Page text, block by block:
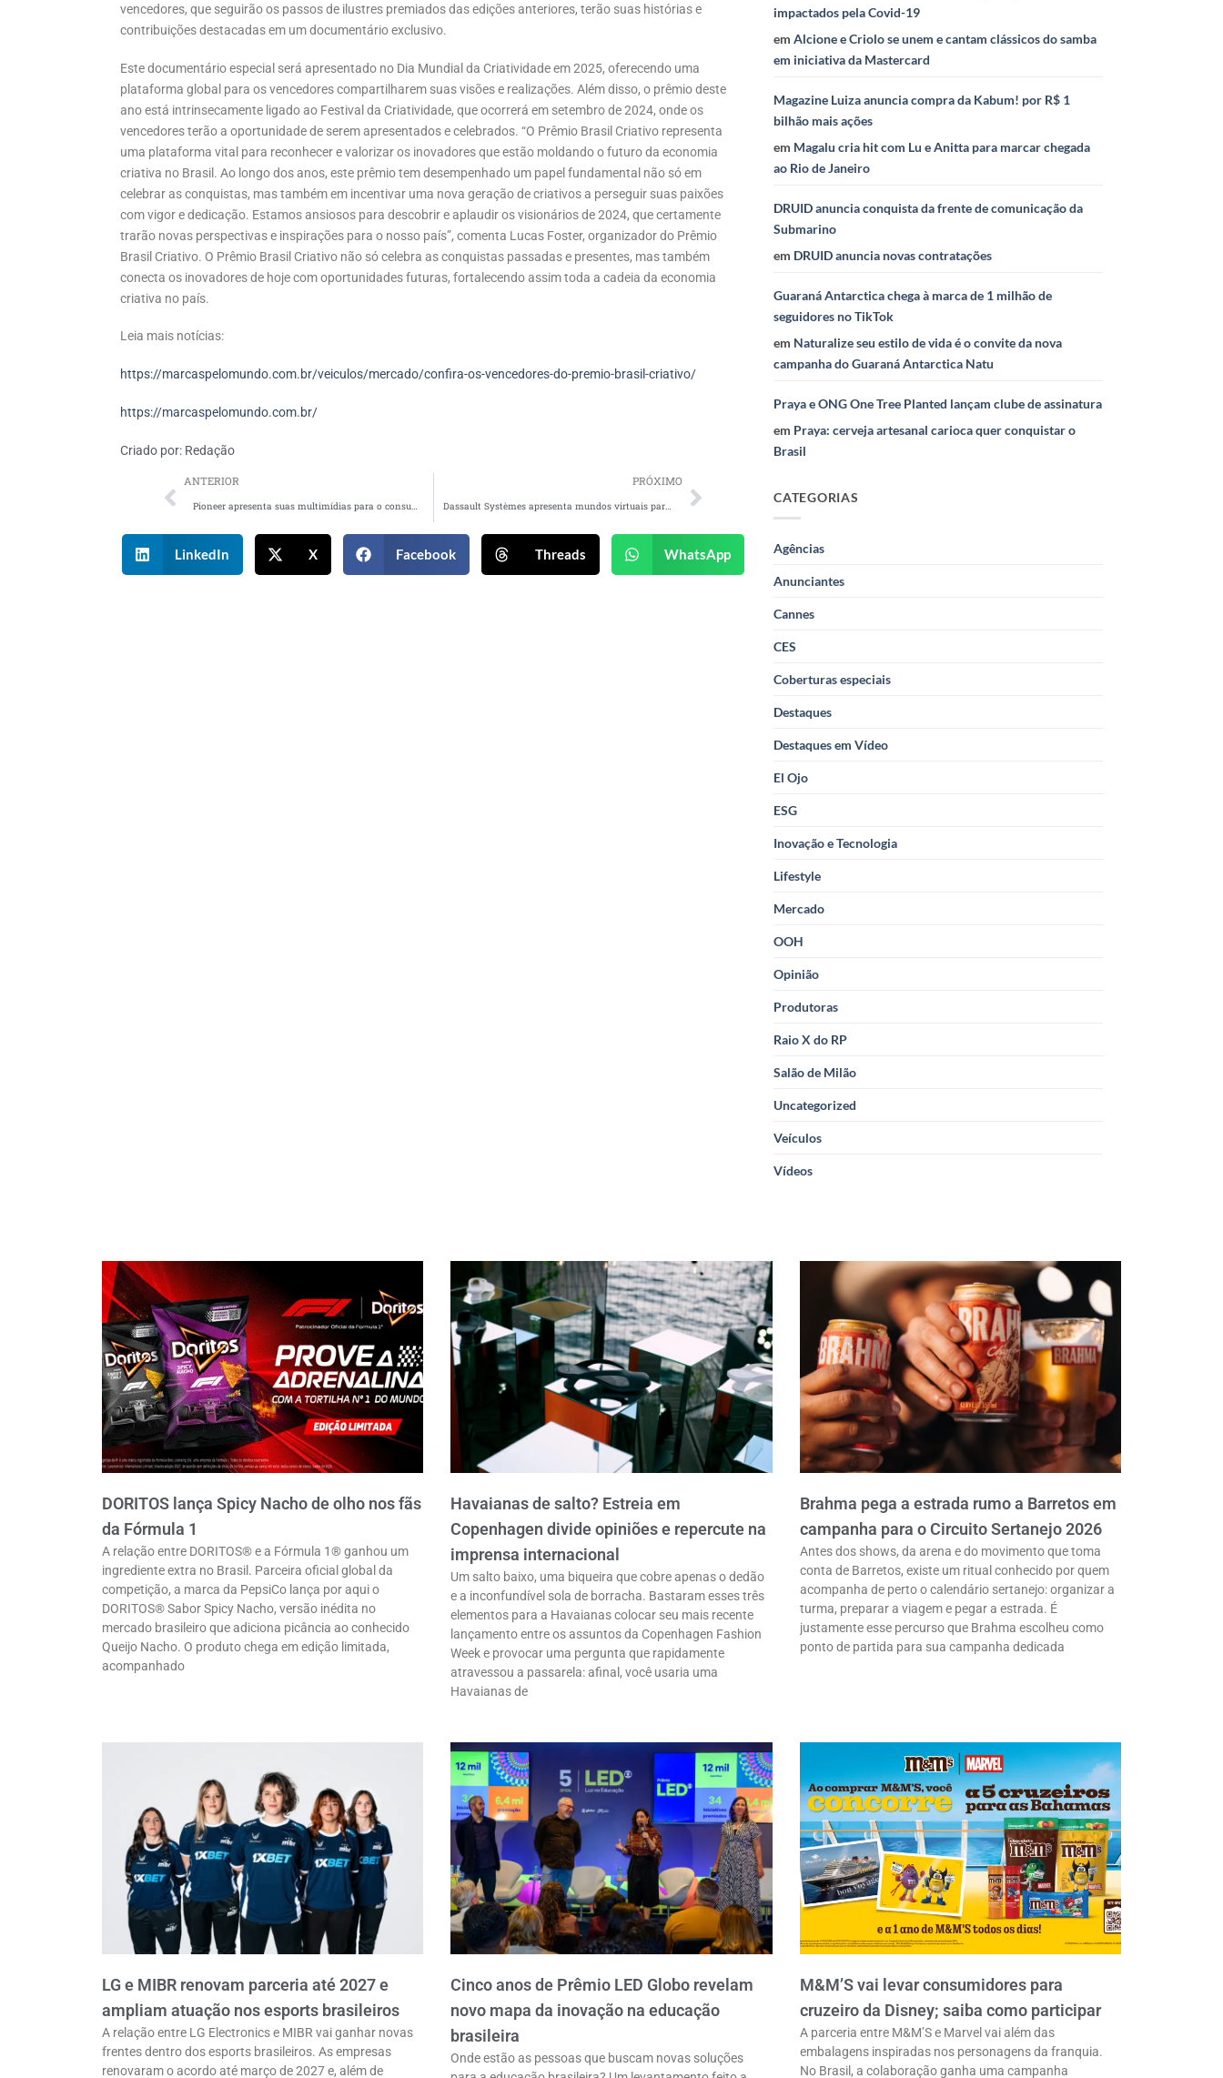
vencedores, que seguirão os passos de ilustres premiados das edições anteriores, terão suas histórias e
contribuições destacadas em um documentário exclusivo.
Este documentário especial será apresentado no Dia Mundial da Criatividade em 2025, oferecendo uma
plataforma global para os vencedores compartilharem suas visões e realizações. Além disso, o prêmio deste
ano está intrinsecamente ligado ao Festival da Criatividade, que ocorrerá em setembro de 2024, onde os
vencedores terão a oportunidade de serem apresentados e celebrados. “O Prêmio Brasil Criativo representa
uma plataforma vital para reconhecer e valorizar os inovadores que estão moldando o futuro da economia
criativa no Brasil. Ao longo dos anos, este prêmio tem desempenhado um papel fundamental não só em
celebrar as conquistas, mas também em incentivar uma nova geração de criativos a perseguir suas paixões
com vigor e dedicação. Estamos ansiosos para descobrir e aplaudir os visionários de 2024, que certamente
trarão novas perspectivas e inspirações para o nosso país”, comenta Lucas Foster, organizador do Prêmio
Brasil Criativo. O Prêmio Brasil Criativo não só celebra as conquistas passadas e presentes, mas também
conecta os inovadores de hoje com oportunidades futuras, fortalecendo assim toda a cadeia da economia
criativa no país.
Leia mais notícias:
https://marcaspelomundo.com.br/veiculos/mercado/confira-os-vencedores-do-premio-brasil-criativo/
https://marcaspelomundo.com.br/
Criado por: Redação
ANTERIOR PRÓXIMO
Dassault Systèmes apresenta mundos virtuais para a vida real
LinkedIn X Facebook Threads WhatsApp
impactados pela Covid-19
emAlcione e Criolo se unem e cantam clássicos do samba
em iniciativa da Mastercard
Magazine Luiza anuncia compra da Kabum! por R$ 1
bilhão mais ações
em Magalu cria hit com Lu e Anitta para marcar chegada
ao Rio de Janeiro
DRUID anuncia conquista da frente de comunicação da
Submarino
em DRUID anuncia novas contratações
Guaraná Antarctica chega à marca de 1 milhão de
seguidores no TikTok
em Naturalize seu estilo de vida é o convite da nova
campanha do Guaraná Antarctica Natu
Praya e ONG One Tree Planted lançam clube de assinatura
em Praya: cerveja artesanal carioca quer conquistar o
Brasil
CATEGORIAS
Agências
Anunciantes
Cannes
CES
Coberturas especiais
Destaques
Destaques em Vídeo
El Ojo
ESG
Inovação e Tecnologia
Lifestyle
Mercado
OOH
Opinião
Produtoras
Raio X do RP
Salão de Milão
Uncategorized
Veículos
Vídeos
DORITOS lança Spicy Nacho de olho nos fãs
da Fórmula 1
A relação entre DORITOS® e a Fórmula 1® ganhou um
ingrediente extra no Brasil. Parceira oficial global da
competição, a marca da PepsiCo lança por aqui o
DORITOS® Sabor Spicy Nacho, versão inédita no
mercado brasileiro que adiciona picância ao conhecido
Queijo Nacho. O produto chega em edição limitada,
acompanhado
Havaianas de salto? Estreia em
Copenhagen divide opiniões e repercute na
imprensa internacional
Um salto baixo, uma biqueira que cobre apenas o dedão
e a inconfundível sola de borracha. Bastaram esses três
elementos para a Havaianas colocar seu mais recente
lançamento entre os assuntos da Copenhagen Fashion
Week e provocar uma pergunta que rapidamente
atravessou a passarela: afinal, você usaria uma
Havaianas de
Brahma pega a estrada rumo a Barretos em
campanha para o Circuito Sertanejo 2026
Antes dos shows, da arena e do movimento que toma
conta de Barretos, existe um ritual conhecido por quem
acompanha de perto o calendário sertanejo: organizar a
turma, preparar a viagem e pegar a estrada. É
justamente esse percurso que Brahma escolheu como
ponto de partida para sua campanha dedicada
LG e MIBR renovam parceria até 2027 e
ampliam atuação nos esports brasileiros
A relação entre LG Electronics e MIBR vai ganhar novas
frentes dentro dos esports brasileiros. As empresas
renovaram o acordo até março de 2027 e, além de
Cinco anos de Prêmio LED Globo revelam
novo mapa da inovação na educação
brasileira
Onde estão as pessoas que buscam novas soluções
M&M’S vai levar consumidores para
cruzeiro da Disney; saiba como participar
A parceria entre M&M’S e Marvel vai além das
embalagens inspiradas nos personagens da franquia.
No Brasil, a colaboração ganha uma campanha